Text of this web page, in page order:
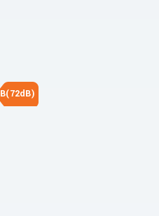
B(72dB)